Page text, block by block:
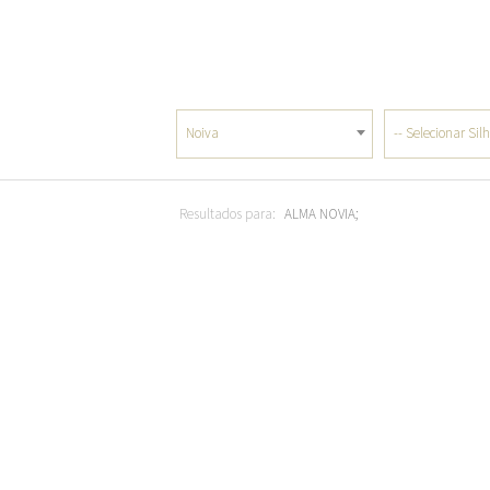
Noiva -- Selecionar
Resultados para: ALMA NOVIA;